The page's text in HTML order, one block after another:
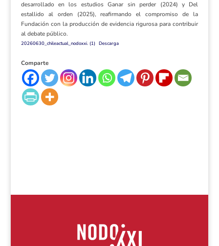
desarrollado en los estudios Ganar sin perder (2024) y Del
estallido al orden (2025), reafirmando el compromiso de la
Fundación con la producción de evidencia rigurosa para contribuir
al debate público.
20260630_chileactual_nodoxxi. (1) Descarga
Comparte